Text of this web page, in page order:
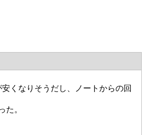
くなりそうだし、ノートからの回
た。